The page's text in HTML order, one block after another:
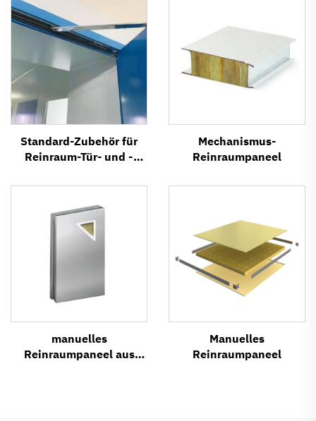
Standard-Zubehör für
Reinraum-Tür- und -
Mechanismus-
Reinraumpaneel
manuelles
Reinraumpaneel aus
Manuelles
Reinraumpaneel